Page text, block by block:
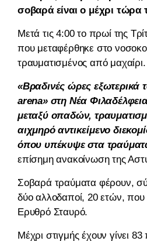
σοβαρά είναι ο μέχρι τώρα
Μετά τις 4:00 το πρωί της
που μεταφέρθηκε στο
τραυματισμένος από μαχαίρι.
«Βραδινές ώρες εξωτερικά
arena» στη Νέα
μεταξύ οπαδών,
αιχμηρό αντικείμενο
όπου υπέκυψε στα
επίσημη ανακοίνωση της
Σοβαρά τραύματα φέρουν,
δύο αλλοδαποί, 20 ετών,
Ερυθρό Σταυρό.
Μέχρι στιγμής έχουν γίνει